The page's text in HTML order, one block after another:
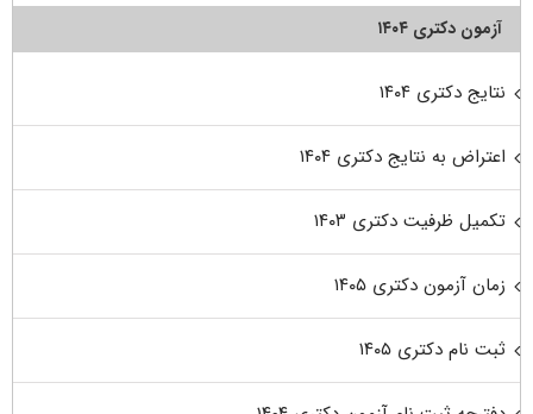
آزمون دکتری ۱۴۰۴
نتایج دکتری ۱۴۰۴
اعتراض به نتایج دکتری ۱۴۰۴
تکمیل ظرفیت دکتری ۱۴۰۳
زمان آزمون دکتری ۱۴۰۵
ثبت نام دکتری ۱۴۰۵